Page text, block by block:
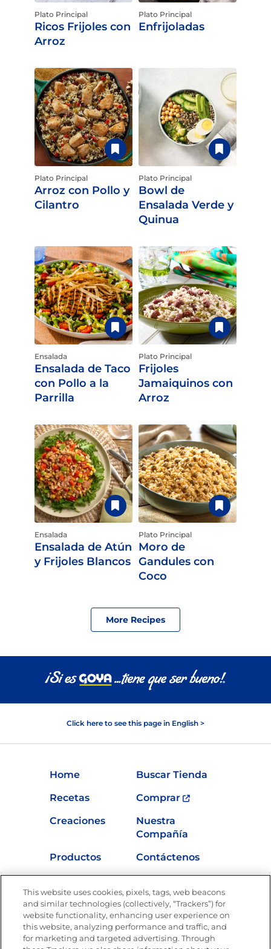
Plato Principal
Ricos Frijoles con
Arroz
Plato Principal
Enfrijoladas
Plato Principal
Arroz con Pollo y
Cilantro
Plato Principal
Bowl de
Ensalada Verde y
Quinua
Ensalada
Ensalada de Taco
con Pollo a la
Parrilla
Plato Principal
Frijoles
Jamaiquinos con
Arroz
Ensalada
Ensalada de Atún
y Frijoles Blancos
Plato Principal
Moro de
Gandules con
Coco
More Recipes
Click here to see this page in English >
Home
Buscar Tienda
Recetas
Comprar
Creaciones
Nuestra
Compañía
Productos
Contáctenos
Nutrición
This website uses cookies, pixels, tags, web beacons
and similar technologies (collectively, “Trackers”) for
website functionality, enhancing user experience on
this website, analyzing performance and traffic, and
for marketing and targeted advertising. Through